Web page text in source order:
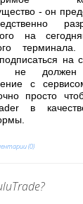
- он
на
на
не должен
с
просто
в
(0)